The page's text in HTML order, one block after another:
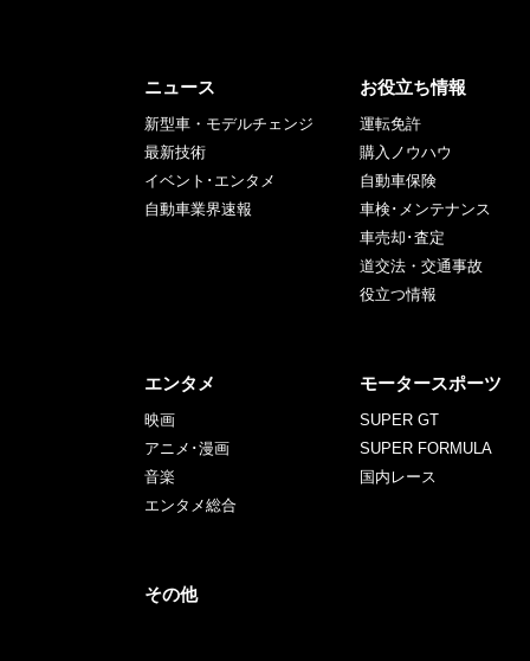
ニュース
新型車・モデルチェンジ
最新技術
イベント･エンタメ
自動車業界速報
お役立ち情報
運転免許
購入ノウハウ
自動車保険
車検･メンテナンス
車売却･査定
道交法・交通事故
役立つ情報
エンタメ
映画
アニメ･漫画
音楽
エンタメ総合
モータースポーツ
SUPER GT
SUPER FORMULA
国内レース
その他